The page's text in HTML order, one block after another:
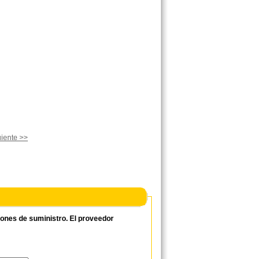
>>
de suministro. El proveedor